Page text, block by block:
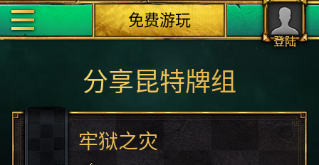
登陆
免费游玩
分享昆特牌组
牢狱之灾